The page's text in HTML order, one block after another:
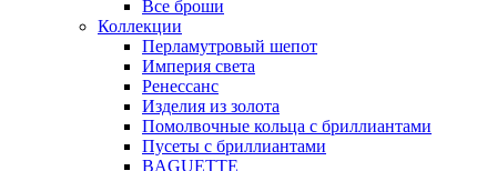
Все броши
Коллекции
Перламутровый шепот
Империя света
Ренессанс
Изделия из золота
Помолвочные кольца с бриллиантами
Пусеты с бриллиантами
BAGUETTE